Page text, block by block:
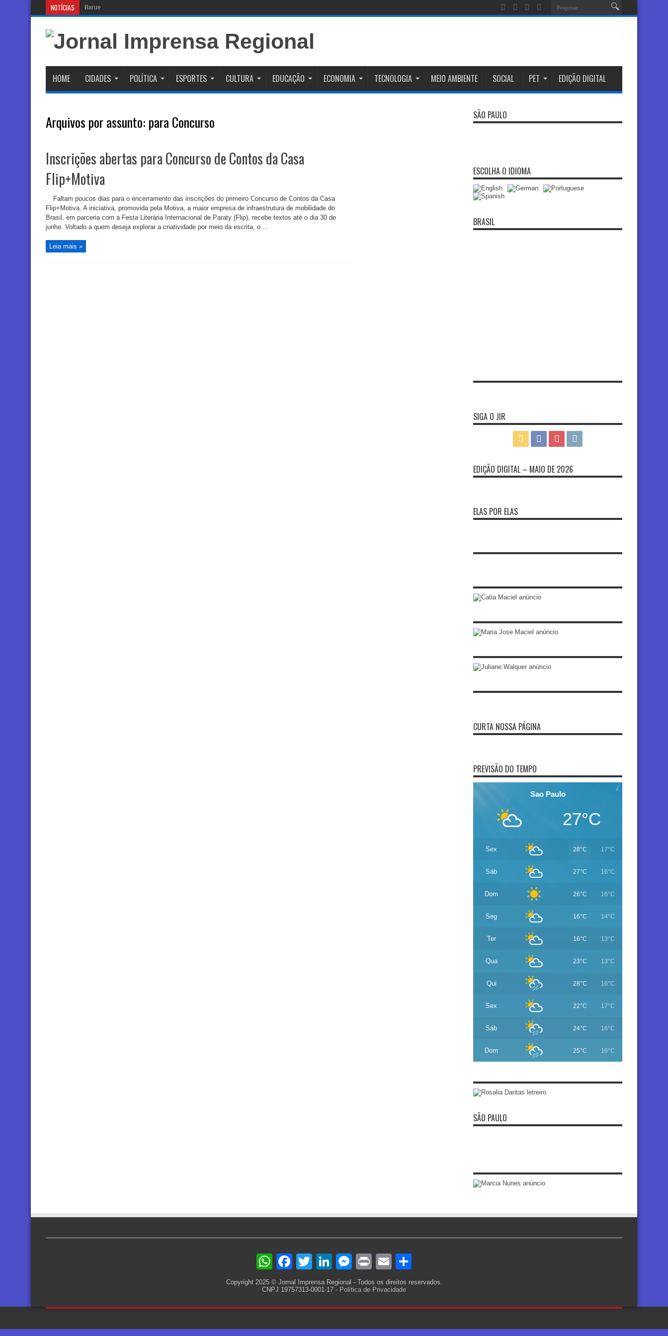
NOTÍCIAS Barueri ganhará novo Cen
HOME CIDADES POLÍTICA ESPORTES CULTURA EDUCAÇÃO ECONOMIA TECNOLOGIA MEIO AMBIENTE SOCIAL PET EDIÇÃO DIGITAL
Arquivos por assunto: para Concurso
Inscrições abertas para Concurso de Contos da Casa
Flip+Motiva
Faltam poucos dias para o encerramento das inscrições do primeiro Concurso de Contos da Casa
Flip+Motiva. A iniciativa, promovida pela Motiva, a maior empresa de infraestrutura de mobilidade do
Brasil, em parceria com a Festa Literária Internacional de Paraty (Flip), recebe textos até o dia 30 de
junho. Voltado a quem deseja explorar a criatividade por meio da escrita, o ...
Leia mais »
SÃO PAULO
ESCOLHA O IDIOMA
BRASIL
SIGA O JIR
EDIÇÃO DIGITAL – MAIO DE 2026
ELAS POR ELAS
CURTA NOSSA PÁGINA
PREVISÃO DO TEMPO
Sao Paulo
27°C
Sex 28°C 17°C
Sáb 27°C 16°C
Dom 26°C 16°C
Seg 16°C 14°C
Ter 16°C 13°C
Qua 23°C 13°C
Qui 28°C 16°C
Sex 22°C 17°C
Sáb 24°C 16°C
Dom 25°C 16°C
SÃO PAULO
WhatsApp
Facebook
TwitterLinkedIn
Messenger
PrintEmail
Copyright 2025 © Jornal Imprensa Regional - Todos os direitos reservados.
CNPJ 19757313-0001-17 - Política de Privacidade